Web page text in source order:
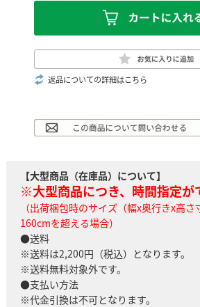
返品についての詳細はこちら
【大型商品（在庫品）について】
※大型商品につき、時間指定が
（出荷梱包時のサイズ（幅x奥行きx高
160cmを超える場合）
●送料
※送料は2,200円（税込）となります。
※送料無料対象外です。
●支払い方法
※代金引換は不可となります。